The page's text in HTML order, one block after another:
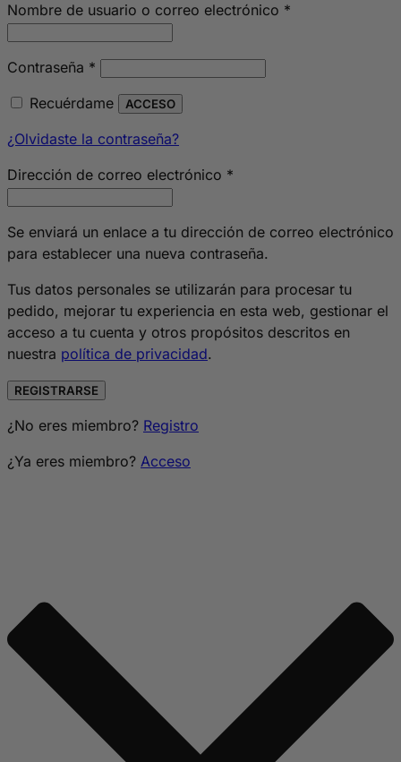
Nombre de usuario o correo electrónico *
Contraseña *
Recuérdame ACCESO
¿Olvidaste la contraseña?
Dirección de correo electrónico *
Se enviará un enlace a tu dirección de correo electrónico
para establecer una nueva contraseña.
Tus datos personales se utilizarán para procesar tu
pedido, mejorar tu experiencia en esta web, gestionar el
acceso a tu cuenta y otros propósitos descritos en
nuestra política de privacidad.
REGISTRARSE
¿No eres miembro? Registro
¿Ya eres miembro? Acceso